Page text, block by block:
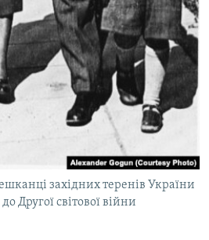
західних теренів України
Другої світової війни